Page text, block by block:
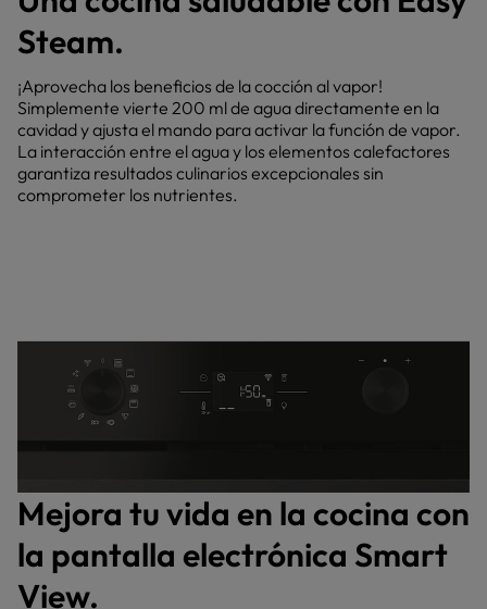
Steam.
¡Aprovecha los beneficios de la cocción al vapor!
Simplemente vierte 200 ml de agua directamente en la
cavidad y ajusta el mando para activar la función de vapor.
La interacción entre el agua y los elementos calefactores
garantiza resultados culinarios excepcionales sin
comprometer los nutrientes.
Mejora tu vida en la cocina con
la pantalla electrónica Smart
View.